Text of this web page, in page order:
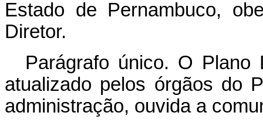
Estado de Pernambuco,
Diretor.
Parágrafo único. O
atualizado pelos órgãos do
administração, ouvida a